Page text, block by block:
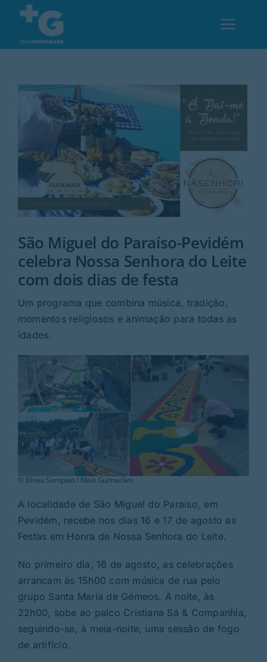
content
Desporto
Rubricas
Jornal
Search
For:
São Miguel do Paraíso-Pevidém
celebra Nossa Senhora do Leite
com dois dias de festa
Um programa que combina música, tradição,
momentos religiosos e animação para todas as
idades.
© Eliseu Sampaio / Mais Guimarães
A localidade de São Miguel do Paraíso, em
Pevidém, recebe nos dias 16 e 17 de agosto as
Festas em Honra de Nossa Senhora do Leite.
No primeiro dia, 16 de agosto, as celebrações
arrancam às 15h00 com música de rua pelo
grupo Santa Maria de Gémeos. À noite, às
22h00, sobe ao palco Cristiana Sá & Companhia,
seguindo-se, à meia-noite, uma sessão de fogo
de artifício.